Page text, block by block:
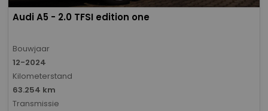
Audi A5 - 2.0 TFSI edition one
Bouwjaar
12-2024
Kilometerstand
63.254 km
Transmissie